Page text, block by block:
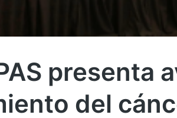
presenta
del